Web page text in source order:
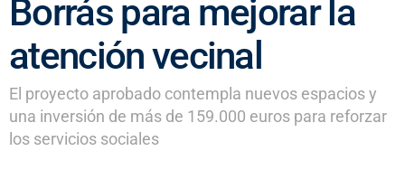
Borrás para mejorar la
atención vecinal
El proyecto aprobado contempla nuevos espacios y
una inversión de más de 159.000 euros para reforzar
los servicios sociales